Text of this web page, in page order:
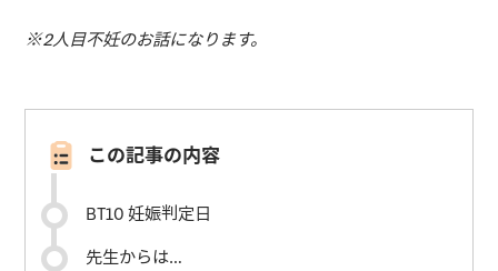
※2人目不妊のお話になります。
この記事の内容
BT10 妊娠判定日
先生からは…